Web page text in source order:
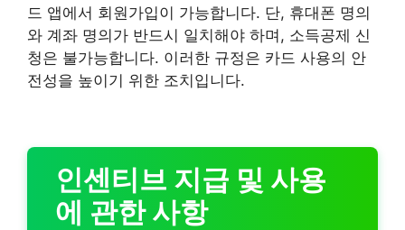
드 앱에서 회원가입이 가능합니다. 단, 휴대폰 명의
와 계좌 명의가 반드시 일치해야 하며, 소득공제 신
청은 불가능합니다. 이러한 규정은 카드 사용의 안
전성을 높이기 위한 조치입니다.
인센티브 지급 및 사용
에 관한 사항